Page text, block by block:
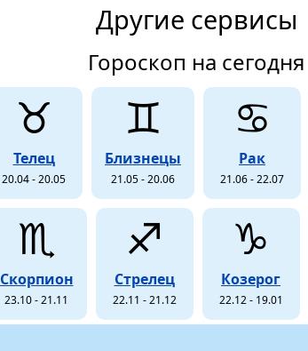
Другие сервисы
Гороскоп на сегодня
♉
Телец
20.04 - 20.05
♊
Близнецы
21.05 - 20.06
♋
Рак
21.06 - 22.07
♏
Скорпион
23.10 - 21.11
♐
Стрелец
22.11 - 21.12
♑
Козерог
22.12 - 19.01